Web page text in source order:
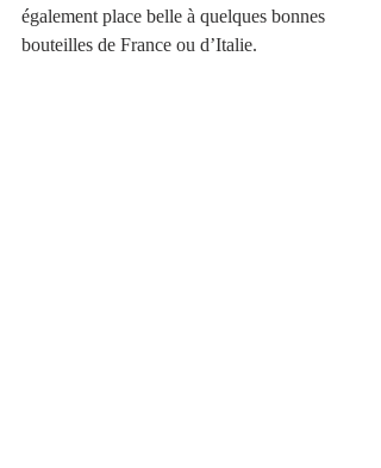
également place belle à quelques bonnes
bouteilles de France ou d’Italie.